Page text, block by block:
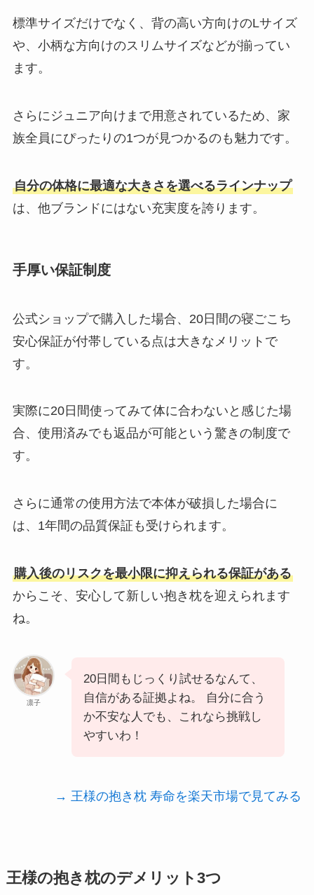
標準サイズだけでなく、背の高い方向けのLサイズ
や、小柄な方向けのスリムサイズなどが揃ってい
ます。
さらにジュニア向けまで用意されているため、家
族全員にぴったりの1つが見つかるのも魅力です。
自分の体格に最適な大きさを選べるラインナップ
は、他ブランドにはない充実度を誇ります。
手厚い保証制度
公式ショップで購入した場合、20日間の寝ごこち
安心保証が付帯している点は大きなメリットで
す。
実際に20日間使ってみて体に合わないと感じた場
合、使用済みでも返品が可能という驚きの制度で
す。
さらに通常の使用方法で本体が破損した場合に
は、1年間の品質保証も受けられます。
購入後のリスクを最小限に抑えられる保証がある
からこそ、安心して新しい抱き枕を迎えられます
ね。
凛子
20日間もじっくり試せるなんて、
自信がある証拠よね。 自分に合う
か不安な人でも、これなら挑戦し
やすいわ！
→ 王様の抱き枕 寿命を楽天市場で見てみる
王様の抱き枕のデメリット3つ